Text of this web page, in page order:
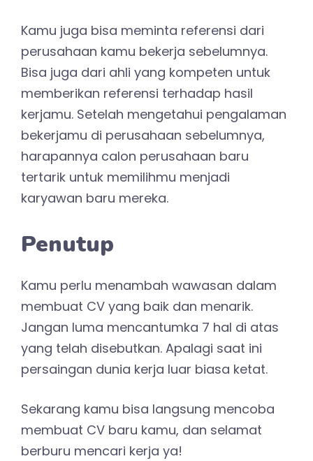
Kamu juga bisa meminta referensi dari
perusahaan kamu bekerja sebelumnya.
Bisa juga dari ahli yang kompeten untuk
memberikan referensi terhadap hasil
kerjamu. Setelah mengetahui pengalaman
bekerjamu di perusahaan sebelumnya,
harapannya calon perusahaan baru
tertarik untuk memilihmu menjadi
karyawan baru mereka.
Penutup
Kamu perlu menambah wawasan dalam
membuat CV yang baik dan menarik.
Jangan luma mencantumka 7 hal di atas
yang telah disebutkan. Apalagi saat ini
persaingan dunia kerja luar biasa ketat.
Sekarang kamu bisa langsung mencoba
membuat CV baru kamu, dan selamat
berburu mencari kerja ya!